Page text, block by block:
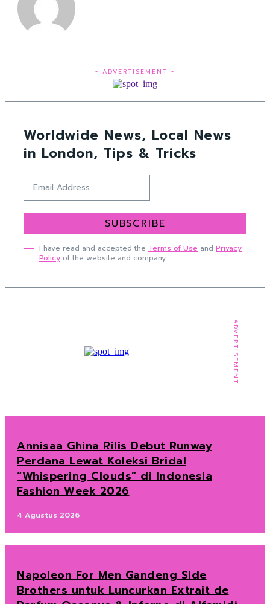
- ADVERTISEMENT -
Worldwide News, Local News
in London, Tips & Tricks
SUBSCRIBE
I have read and accepted the Terms of Use and Privacy
Policy of the website and company.
- ADVERTISEMENT -
Annisaa Ghina Rilis Debut Runway
Perdana Lewat Koleksi Bridal
“Whispering Clouds” di Indonesia
Fashion Week 2026
4 Agustus 2026
Napoleon For Men Gandeng Side
Brothers untuk Luncurkan Extrait de